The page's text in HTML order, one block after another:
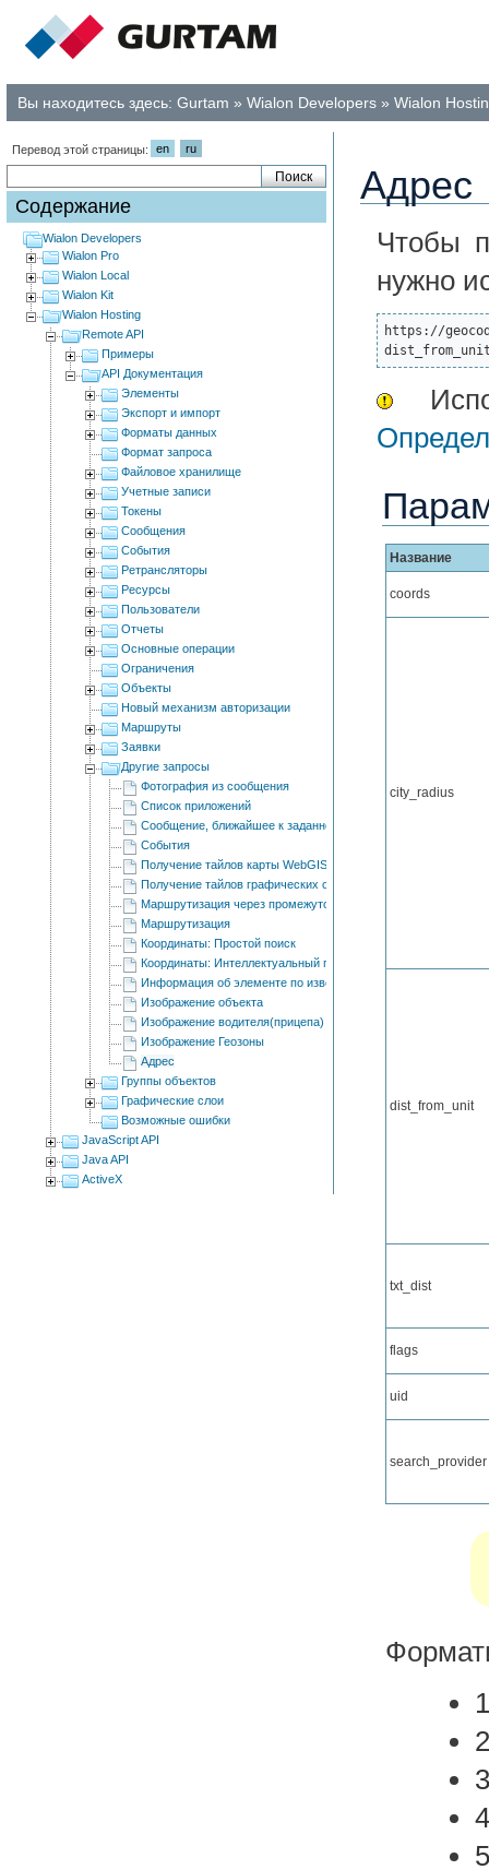
Вы находитесь здесь: Gurtam » Wialon Developers » Wialon
Перевод этой страницы: en ru
Содержание
Wialon Developers
Wialon Pro
Wialon Local
Wialon Kit
Wialon Hosting
Remote API
Примеры
API Документация
Элементы
Экспорт и импорт
Форматы данных
Формат запроса
Файловое хранилище
Учетные записи
Токены
Сообщения
События
Ретрансляторы
Ресурсы
Пользователи
Отчеты
Основные операции
Ограничения
Объекты
Новый механизм авторизации
Маршруты
Заявки
Другие запросы
Фотография из сообщения
Список приложений
Сообщение, ближайшее к заданному времени
События
Получение тайлов карты WebGIS
Получение тайлов графических слоев
Маршрутизация через промежуточные точки
Маршрутизация
Координаты: Простой поиск
Координаты: Интеллектуальный поиск
Информация об элементе по известным координатам
Изображение объекта
Изображение водителя(прицепа)
Изображение Геозоны
Адрес
Группы объектов
Графические слои
Возможные ошибки
JavaScript API
Java API
ActiveX
Адрес
Чтобы
нужно
https://
Название
coords
city_radius
dist_from_unit
txt_dist
flags
uid
search_provider